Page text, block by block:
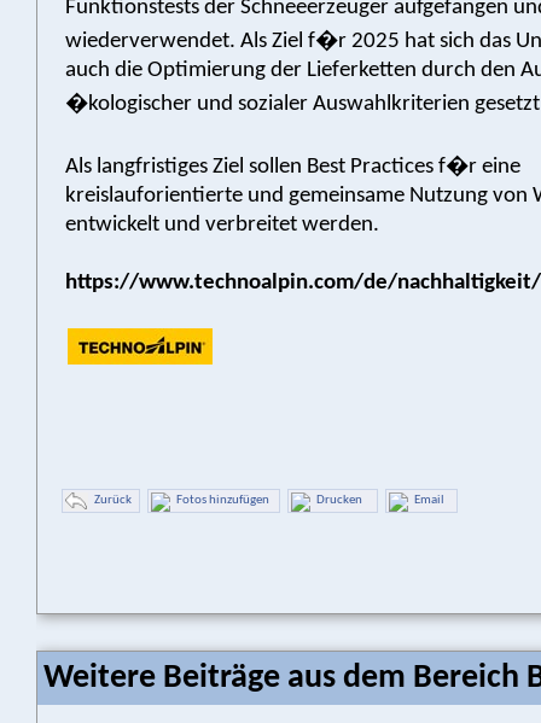
Funktionstests der Schneeerzeuger aufgefangen
wiederverwendet. Als Ziel f�r 2025 hat sich das
auch die Optimierung der Lieferketten durch den
�kologischer und sozialer Auswahlkriterien
Als langfristiges Ziel sollen Best Practices f�r eine
kreislauforientierte und gemeinsame Nutzung von
entwickelt und verbreitet werden.
https://www.technoalpin.com/de/nachhaltigkeit/
Zurück Fotos hinzufügen Drucken Email
Weitere Beiträge aus dem Bereich